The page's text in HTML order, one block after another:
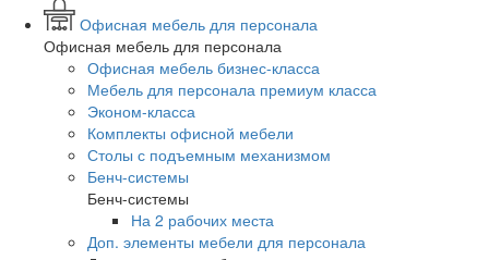
Офисная мебель для персонала
Офисная мебель для персонала
Офисная мебель бизнес-класса
Мебель для персонала премиум класса
Эконом-класса
Комплекты офисной мебели
Столы с подъемным механизмом
Бенч-системы
Бенч-системы
На 2 рабочих места
Доп. элементы мебели для персонала